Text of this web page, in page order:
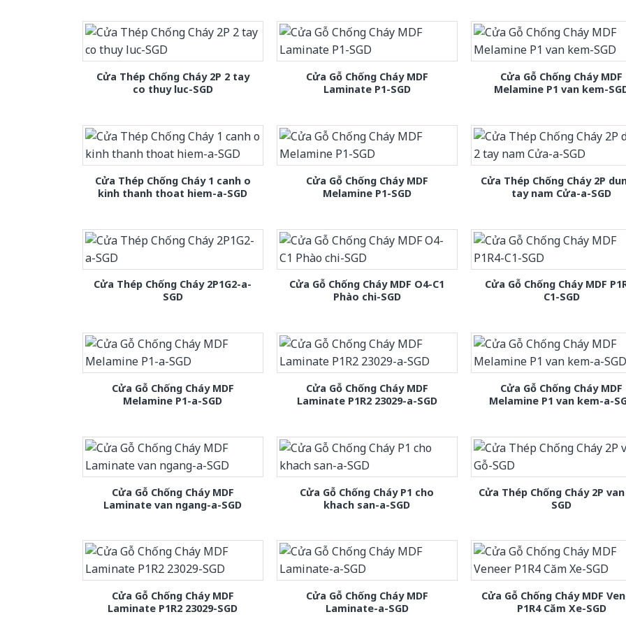
Cửa Thép Chống Cháy 2P 2 tay
co thuy luc-SGD
Cửa Gỗ Chống Cháy MDF
Laminate P1-SGD
Cửa Gỗ Chống Cháy MDF
Melamine P1 van kem-
Cửa Thép Chống Cháy 1 canh o
kinh thanh thoat hiem-a-SGD
Cửa Gỗ Chống Cháy MDF
Melamine P1-SGD
Cửa Thép Chống Cháy 2P
tay nam Cửa-a-SGD
Cửa Thép Chống Cháy 2P1G2-a-
SGD
Cửa Gỗ Chống Cháy MDF O4-C1
Phào chi-SGD
Cửa Gỗ Chống Cháy MDF
C1-SGD
Cửa Gỗ Chống Cháy MDF
Melamine P1-a-SGD
Cửa Gỗ Chống Cháy MDF
Laminate P1R2 23029-a-SGD
Cửa Gỗ Chống Cháy MDF
Melamine P1 van kem-a-
Cửa Gỗ Chống Cháy MDF
Laminate van ngang-a-SGD
Cửa Gỗ Chống Cháy P1 cho
khach san-a-SGD
Cửa Thép Chống Cháy 2P
SGD
Cửa Gỗ Chống Cháy MDF
Laminate P1R2 23029-SGD
Cửa Gỗ Chống Cháy MDF
Laminate-a-SGD
Cửa Gỗ Chống Cháy MDF
P1R4 Căm Xe-SGD